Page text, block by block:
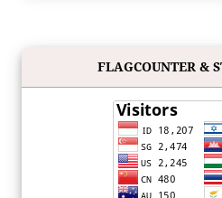
FLAGCOUNTER &